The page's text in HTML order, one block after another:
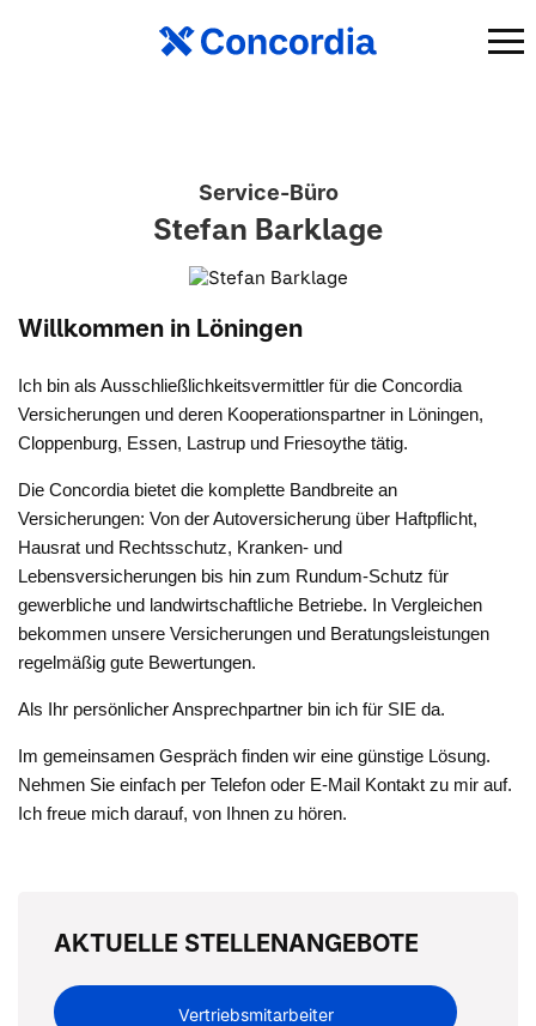
Service-Büro
Stefan Barklage
Willkommen in Löningen
Ich bin als Ausschließlichkeitsvermittler für die Concordia
Versicherungen und deren Kooperationspartner in Löningen,
Cloppenburg, Essen, Lastrup und Friesoythe tätig.
Die Concordia bietet die komplette Bandbreite an
Versicherungen: Von der Autoversicherung über Haftpflicht,
Hausrat und Rechtsschutz, Kranken- und
Lebensversicherungen bis hin zum Rundum-Schutz für
gewerbliche und landwirtschaftliche Betriebe. In Vergleichen
bekommen unsere Versicherungen und Beratungsleistungen
regelmäßig gute Bewertungen.
Als Ihr persönlicher Ansprechpartner bin ich für SIE da.
Im gemeinsamen Gespräch finden wir eine günstige Lösung.
Nehmen Sie einfach per Telefon oder E-Mail Kontakt zu mir auf.
Ich freue mich darauf, von Ihnen zu hören.
AKTUELLE STELLENANGEBOTE
Vertriebsmitarbeiter